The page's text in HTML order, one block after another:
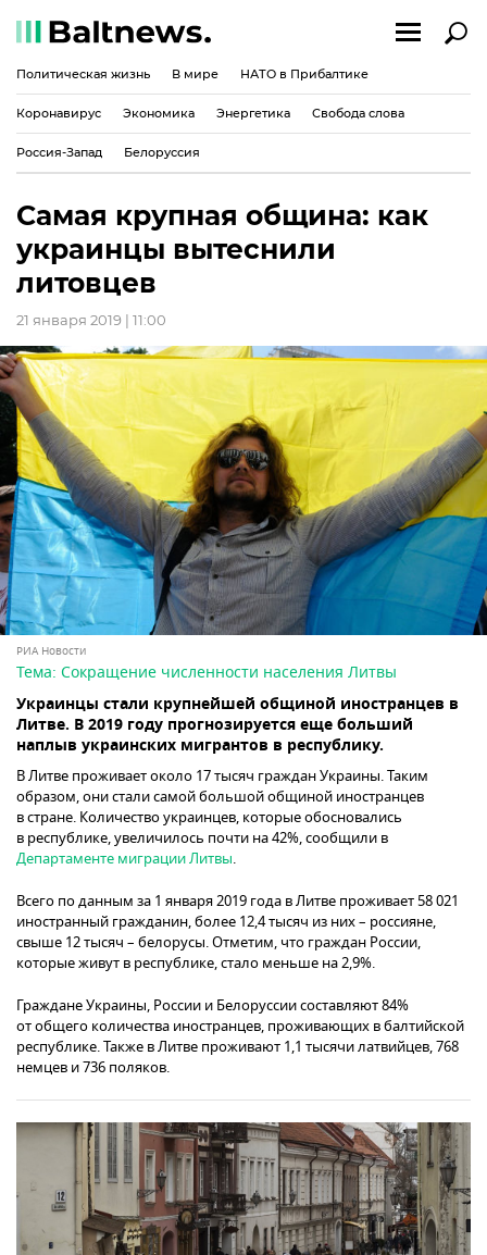
Политическая жизнь В мире НАТО в Прибалтике
Коронавирус Экономика Энергетика Свобода слова
Россия-Запад Белоруссия
Самая крупная община: как
украинцы вытеснили
литовцев
21 января 2019 | 11:00
РИА Новости
Тема: Сокращение численности населения Литвы
Украинцы стали крупнейшей общиной иностранцев в
Литве. В 2019 году прогнозируется еще больший
наплыв украинских мигрантов в республику.
В Литве проживает около 17 тысяч граждан Украины. Таким
образом, они стали самой большой общиной иностранцев
в стране. Количество украинцев, которые обосновались
в республике, увеличилось почти на 42%, сообщили в
Департаменте миграции Литвы.
Всего по данным за 1 января 2019 года в Литве проживает 58 021
иностранный гражданин, более 12,4 тысяч из них – россияне,
свыше 12 тысяч – белорусы. Отметим, что граждан России,
которые живут в республике, стало меньше на 2,9%.
Граждане Украины, России и Белоруссии составляют 84%
от общего количества иностранцев, проживающих в балтийской
республике. Также в Литве проживают 1,1 тысячи латвийцев, 768
немцев и 736 поляков.